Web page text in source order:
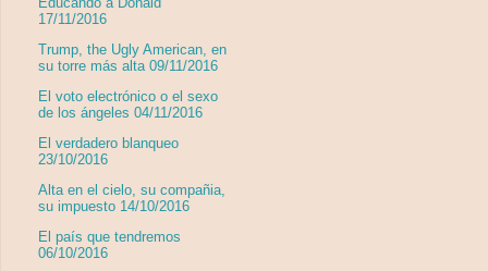
17/11/2016
Trump, the Ugly American, en
su torre más alta 09/11/2016
El voto electrónico o el sexo
de los ángeles 04/11/2016
El verdadero blanqueo
23/10/2016
Alta en el cielo, su compañia,
su impuesto 14/10/2016
El país que tendremos
06/10/2016